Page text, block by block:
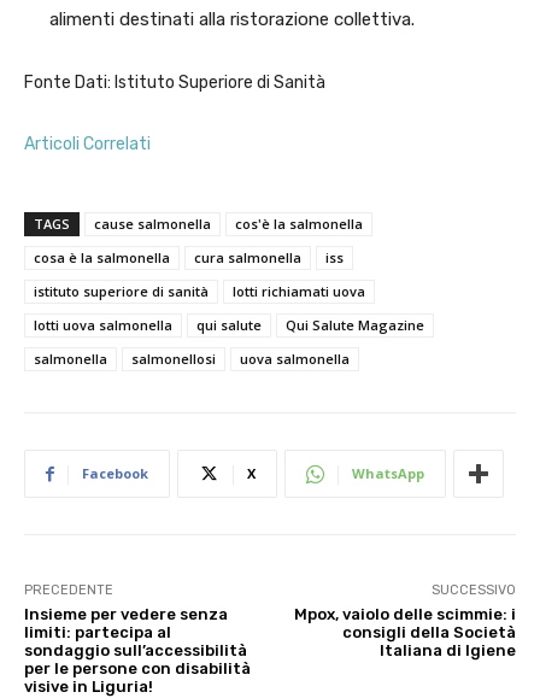
alimenti destinati alla ristorazione collettiva.
Fonte Dati: Istituto Superiore di Sanità
Articoli Correlati
TAGS cause salmonella
cos'è la salmonella
cosa è la salmonella
cura salmonella
iss
istituto superiore di sanità
lotti richiamati uova
lotti uova salmonella
qui salute
Qui Salute Magazine
salmonella
salmonellosi uova salmonella
Facebook X WhatsApp
PRECEDENTE
Insieme per vedere senza
limiti: partecipa al
sondaggio sull’accessibilità
per le persone con disabilità
visive in Liguria!
SUCCESSIVO
Mpox, vaiolo delle scimmie: i
consigli della Società
Italiana di Igiene